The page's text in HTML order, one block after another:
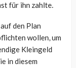
für ihn zahlte.
den Plan
wollen, um
Kleingeld
in diesem